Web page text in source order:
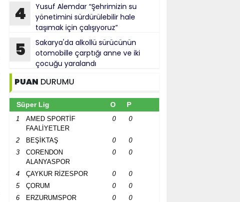
4
Yusuf Alemdar “Şehrimizin su
yönetimini sürdürülebilir hale
taşımak için çalışıyoruz”
5
Sakarya'da alkollü sürücünün
otomobille çarptığı anne ve iki
çocuğu yaralandı
PUAN DURUMU
Süper Lig O P
1
AMED SPORTİF
FAALİYETLER
0 0
2 BEŞİKTAŞ 0
0
3
CORENDON
ALANYASPOR
0 0
4 ÇAYKUR RİZESPOR 0
0
5
ÇORUM 0
0
6
ERZURUMSPOR 0
0